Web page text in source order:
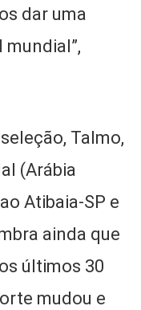
dar uma
Talmo,
(Arábia
Atibaia-SP e
ainda que
últimos 30
mudou e